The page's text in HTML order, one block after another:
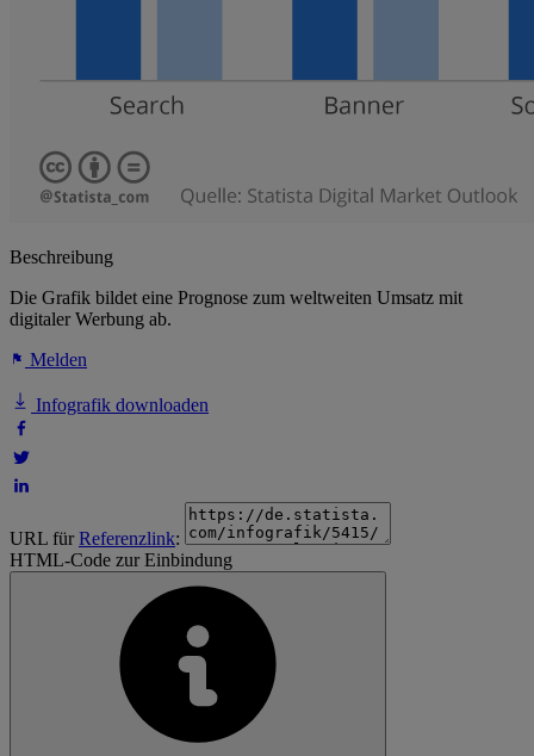
Beschreibung
Die Grafik bildet eine Prognose zum weltweiten Umsatz mit
digitaler Werbung ab.
Melden
Infografik downloaden
URL fürReferenzlink:
HTML-Code zur Einbindung